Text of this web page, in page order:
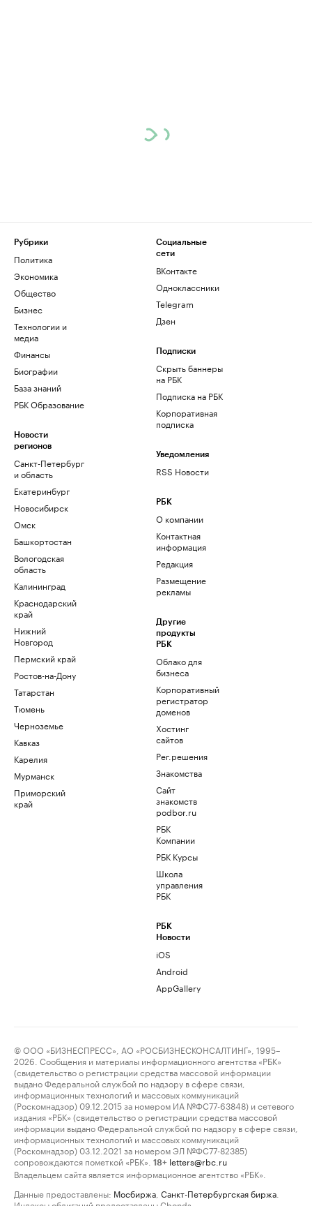
Рубрики
Политика
Экономика
Общество
Бизнес
Технологии и
медиа
Финансы
Биографии
База знаний
РБК Образование
Новости
регионов
Санкт-Петербург
и область
Екатеринбург
Новосибирск
Омск
Башкортостан
Вологодская
область
Калининград
Краснодарский
край
Нижний
Новгород
Пермский край
Ростов-на-Дону
Татарстан
Тюмень
Черноземье
Кавказ
Карелия
Мурманск
Приморский
край
Социальные
сети
ВКонтакте
Одноклассники
Telegram
Дзен
Подписки
Скрыть баннеры
на РБК
Подписка на РБК
Корпоративная
подписка
Уведомления
RSS Новости
РБК
О компании
Контактная
информация
Редакция
Размещение
рекламы
Другие
продукты
РБК
Облако для
бизнеса
Корпоративный
регистратор
доменов
Хостинг
сайтов
Рег.решения
Знакомства
Сайт
знакомств
podbor.ru
РБК
Компании
РБК Курсы
Школа
управления
РБК
РБК
Новости
iOS
Android
AppGallery
© ООО «БИЗНЕСПРЕСС», АО «РОСБИЗНЕСКОНСАЛТИНГ», 1995–
2026. Сообщения и материалы информационного агентства «РБК»
(свидетельство о регистрации средства массовой информации
выдано Федеральной службой по надзору в сфере связи,
информационных технологий и массовых коммуникаций
(Роскомнадзор) 09.12.2015 за номером ИА №ФС77-63848) и сетевого
издания «РБК» (свидетельство о регистрации средства массовой
информации выдано Федеральной службой по надзору в сфере связи,
информационных технологий и массовых коммуникаций
(Роскомнадзор) 03.12.2021 за номером ЭЛ №ФС77-82385)
сопровождаются пометкой «РБК».
18+ letters@rbc.ru
Владельцем сайта является информационное агентство «РБК».
Данные предоставлены: Мосбиржа Санкт-Петербургская биржа